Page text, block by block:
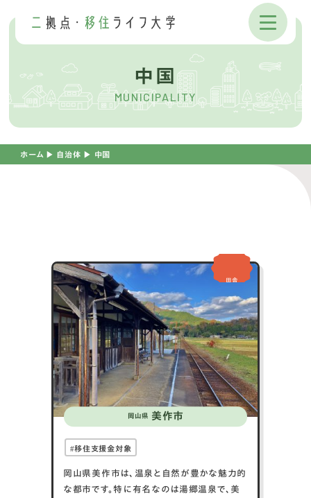
中国
MUNICIPALITY
ホーム ▶︎ 自治体 ▶︎ 中国
岡山県 美作市
田舎
移住支援金対象
岡山県美作市は、温泉と自然が豊かな魅力的
な都市です。特に有名なのは湯郷温泉で、美